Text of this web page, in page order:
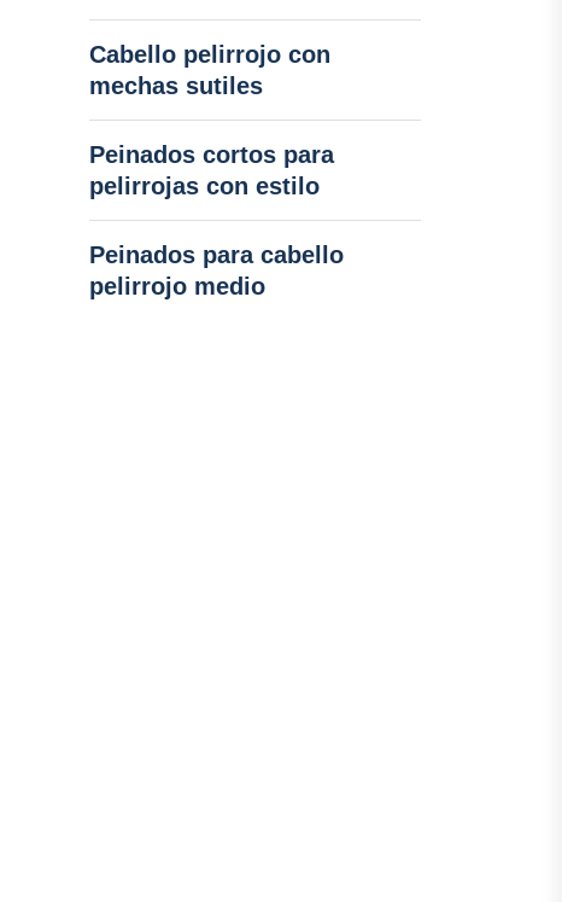
Cabello pelirrojo con
mechas sutiles
Peinados cortos para
pelirrojas con estilo
Peinados para cabello
pelirrojo medio